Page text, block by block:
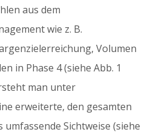
aus dem
wie z. B.
Volumen
in Phase 4 (siehe Abb. 1
man unter
erweiterte, den gesamten
Sichtweise (siehe